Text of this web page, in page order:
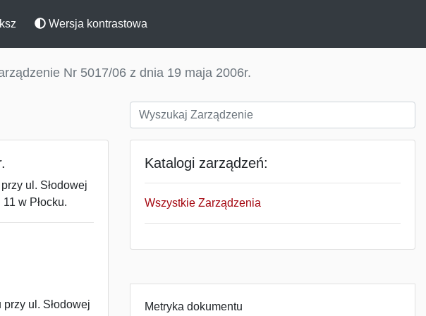
Wersja kontrastowa
Nr 5017/06 z dnia 19 maja 2006r.
ul. Słodowej
w Płocku.
ul. Słodowej
Katalogi zarządzeń:
Wszystkie Zarządzenia
Metryka dokumentu